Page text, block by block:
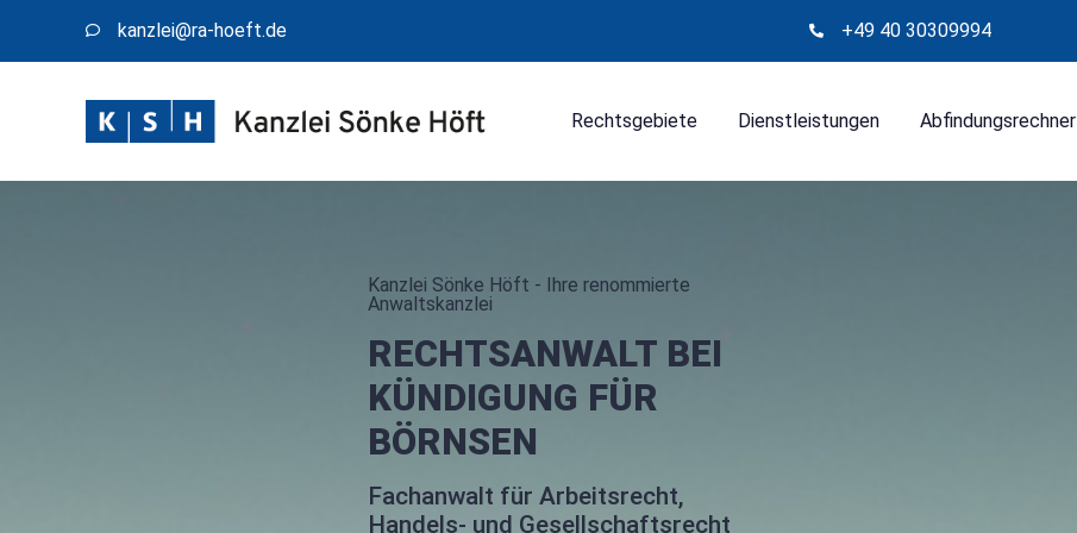
kanzlei@​ra-hoeft.de +49 40 30309994
Rechtsgebiete Dienstleistungen Abfindungsrechner
Kanzlei Sönke Höft - Ihre renommierte
Anwaltskanzlei
RECHTSANWALT BEI
KÜNDIGUNG FÜR
BÖRNSEN
Fachanwalt für Arbeitsrecht,
Handels- und Gesellschaftsrecht